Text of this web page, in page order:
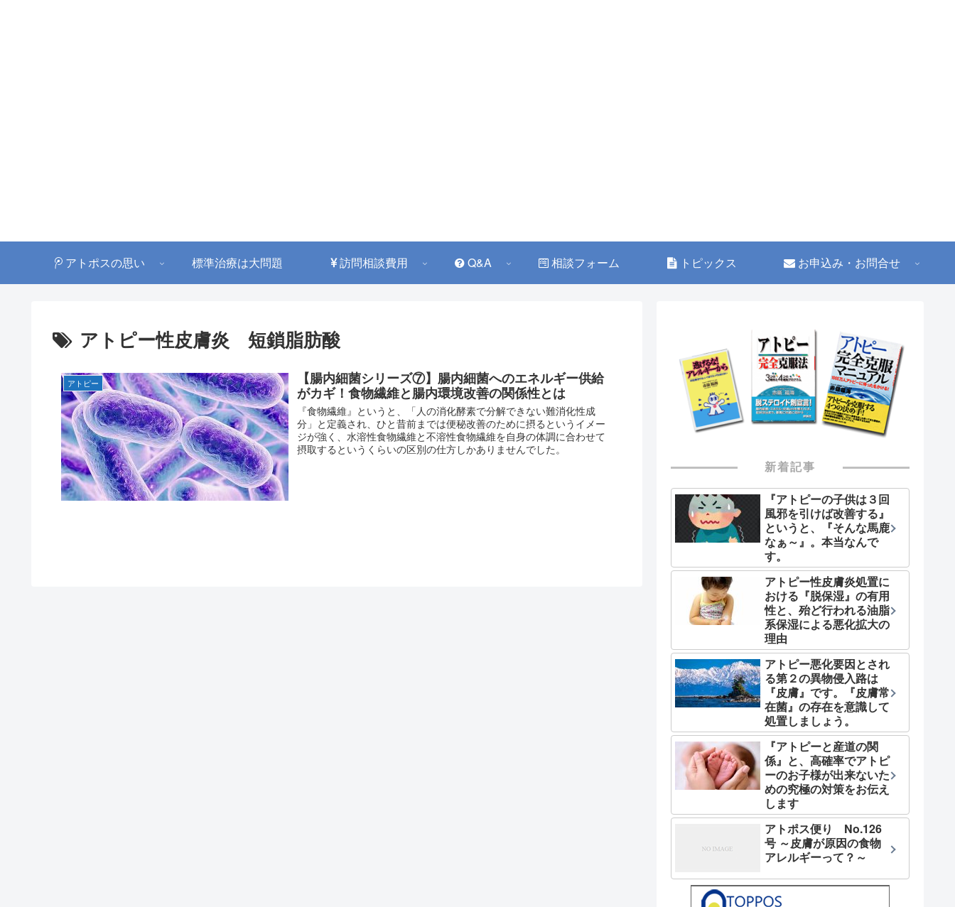
アトピー完全克服１１０番 ～訪問相談・サポート～
アトポスの思い 標準治療は大問題 訪問相談費用 Q&A 相談フォーム トピックス お申込み・お問合せ
アトピー性皮膚炎 短鎖脂肪酸
アトピー
【腸内細菌シリーズ⑦】腸内細菌へのエネルギー供給
がカギ！食物繊維と腸内環境改善の関係性とは
『食物繊維』というと、「人の消化酵素で分解できない難消化性成
分」と定義され、ひと昔前までは便秘改善のために摂るというイメー
ジが強く、水溶性食物繊維と不溶性食物繊維を自身の体調に合わせて
摂取するというくらいの区別の仕方しかありませんでした。
新着記事
『アトピーの子供は３回
風邪を引けば改善する』
というと、『そんな馬鹿
なぁ～』。本当なんで
す。
アトピー性皮膚炎処置に
おける『脱保湿』の有用
性と、殆ど行われる油脂
系保湿による悪化拡大の
理由
アトピー悪化要因とされ
る第２の異物侵入路は
『皮膚』です。『皮膚常
在菌』の存在を意識して
処置しましょう。
『アトピーと産道の関
係』と、高確率でアトピ
ーのお子様が出来ないた
めの究極の対策をお伝え
します
アトポス便り No.126
号 ～皮膚が原因の食物
アレルギーって？～